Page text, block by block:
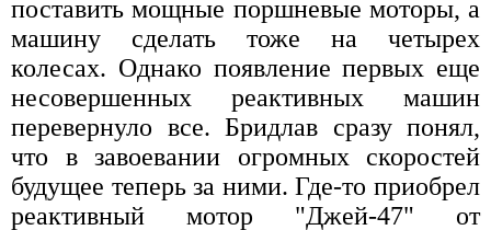
поставить мощные поршневые моторы, а
машину сделать тоже на четырех
колесах. Однако появление первых еще
несовершенных реактивных машин
перевернуло все. Бридлав сразу понял,
что в завоевании огромных скоростей
будущее теперь за ними. Где-то приобрел
реактивный мотор "Джей-47" от